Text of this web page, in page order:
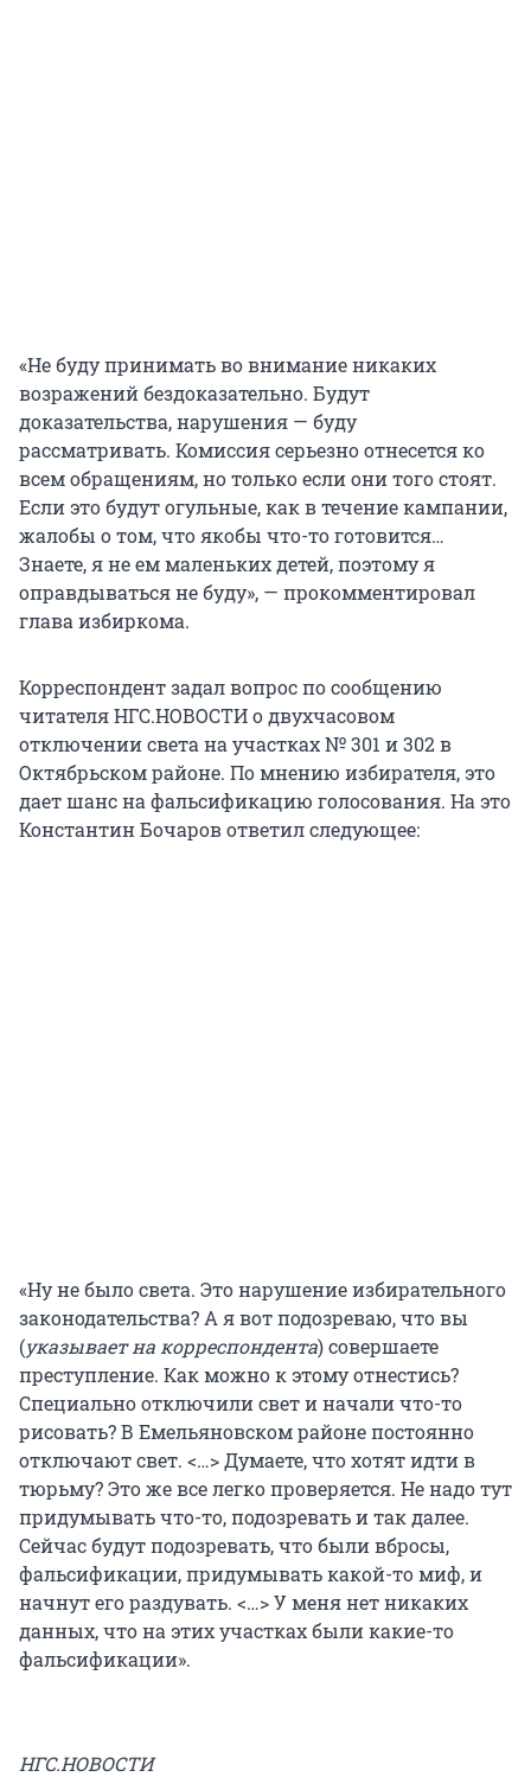
«Не буду принимать во внимание никаких
возражений бездоказательно. Будут
доказательства, нарушения — буду
рассматривать. Комиссия серьезно отнесется ко
всем обращениям, но только если они того стоят.
Если это будут огульные, как в течение кампании,
жалобы о том, что якобы что-то готовится…
Знаете, я не ем маленьких детей, поэтому я
оправдываться не буду», — прокомментировал
глава избиркома.
Корреспондент задал вопрос по сообщению
читателя НГС.НОВОСТИ о двухчасовом
отключении света на участках № 301 и 302 в
Октябрьском районе. По мнению избирателя, это
дает шанс на фальсификацию голосования. На это
Константин Бочаров ответил следующее:
«Ну не было света. Это нарушение избирательного
законодательства? А я вот подозреваю, что вы
(указывает на корреспондента) совершаете
преступление. Как можно к этому отнестись?
Специально отключили свет и начали что-то
рисовать? В Емельяновском районе постоянно
отключают свет. <…> Думаете, что хотят идти в
тюрьму? Это же все легко проверяется. Не надо тут
придумывать что-то, подозревать и так далее.
Сейчас будут подозревать, что были вбросы,
фальсификации, придумывать какой-то миф, и
начнут его раздувать. <…> У меня нет никаких
данных, что на этих участках были какие-то
фальсификации».
НГС.НОВОСТИ